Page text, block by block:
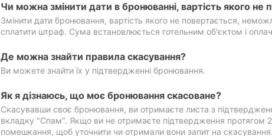
Чи можна змінити дати в бронюванні, вартість якого не
Змінити дати бронювання, вартість якого не повертається,
сплатити штраф. Сума встановлюється готельним об'єктом і
Де можна знайти правила скасування?
Ви можете знайти їх у підтвердженні бронювання.
Як я дізнаюсь, що моє бронювання скасоване?
Скасувавши своє бронювання, ви отримаєте листа з
вкладку "Спам". Якщо ви не отримаєте підтвердження протягом
помешкання, щоб уточнити чи отримали вони запит на скасування.